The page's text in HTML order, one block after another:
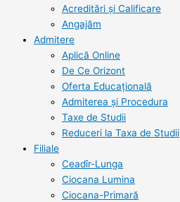
Acreditări şi Calificare
Angajăm
Admitere
Aplică Online
De Ce Orizont
Oferta Educațională
Admiterea și Procedura
Taxe de Studii
Reduceri la Taxa de Studii
Filiale
Ceadîr-Lunga
Ciocana Lumina
Ciocana-Primară